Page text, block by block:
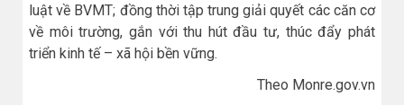
luật về BVMT; đồng thời tập trung giải quyết các căn cơ
về môi trường, gắn với thu hút đầu tư, thúc đẩy phát
triển kinh tế – xã hội bền vững.
Theo Monre.gov.vn